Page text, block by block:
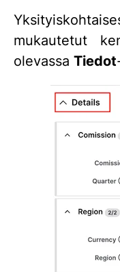
mukautetut
olevassa Tiedot